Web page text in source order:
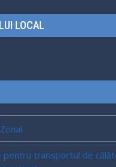
LOCAL
transportul de